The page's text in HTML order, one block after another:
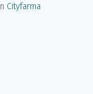
Cityfarma